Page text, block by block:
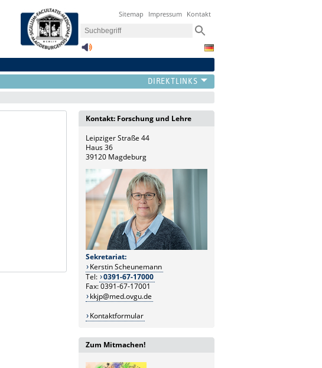
Sitemap Impressum Kontakt
Kontakt: Forschung und Lehre
Leipziger Straße 44
Haus 36
39120 Magdeburg
Sekretariat:
Kerstin Scheunemann
Tel: 0391-67-17000
Fax: 0391-67-17001
kkjp@med.ovgu.de
Kontaktformular
Zum Mitmachen!